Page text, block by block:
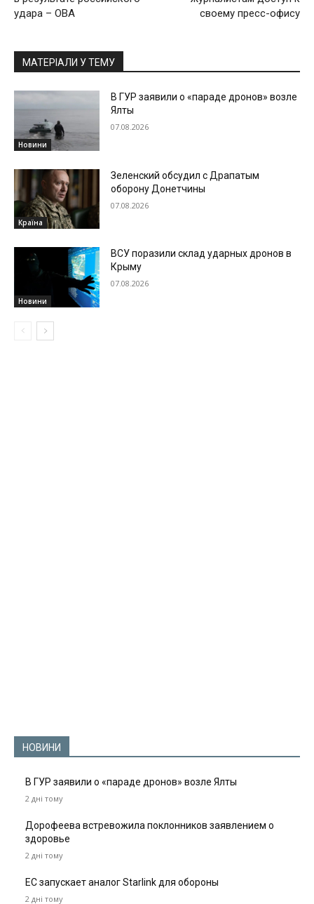
удара – ОВА
своему пресс-офису
МАТЕРІАЛИ У ТЕМУ
Новини
В ГУР заявили о «параде дронов» возле
Ялты
07.08.2026
Країна
Зеленский обсудил с Драпатым
оборону Донетчины
07.08.2026
Новини
ВСУ поразили склад ударных дронов в
Крыму
07.08.2026
НОВИНИ
В ГУР заявили о «параде дронов» возле Ялты
2 дні тому
Дорофеева встревожила поклонников заявлением о
здоровье
2 дні тому
ЕС запускает аналог Starlink для обороны
2 дні тому